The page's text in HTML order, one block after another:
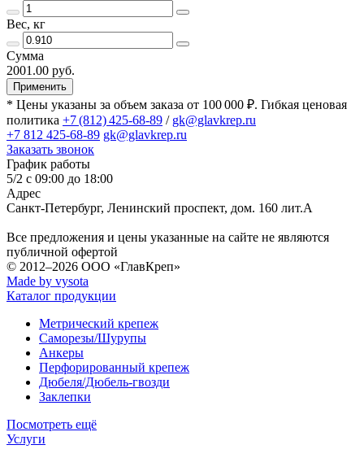
Вес, кг
Сумма
2001.00 руб.
Применить
* Цены указаны за объем заказа от 100 000 ₽. Гибкая ценовая
политика +7 (812) 425-68-89 / gk@glavkrep.ru
+7 812 425-68-89 gk@glavkrep.ru
Заказать звонок
График работы
5/2 с 09:00 до 18:00
Адрес
Санкт-Петербург, Ленинский проспект, дом. 160 лит.А
Все предложения и цены указанные на сайте не являются
публичной офертой
© 2012–2026 ООО «ГлавКреп»
Made by vysota
Каталог продукции
Метрический крепеж
Саморезы/Шурупы
Анкеры
Перфорированный крепеж
Дюбеля/Дюбель-гвозди
Заклепки
Посмотреть ещё
Услуги